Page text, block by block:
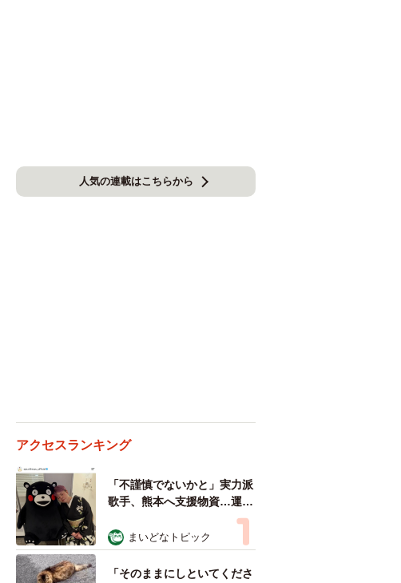
人気の連載はこちらから
アクセスランキング
「不謹慎でないかと」実力派
歌手、熊本へ支援物資…運搬
トラックの車体デザインにた
めらい 「痛いほど伝わる」
「行動され立派」
まいどなトピック
「そのままにしといてくださ